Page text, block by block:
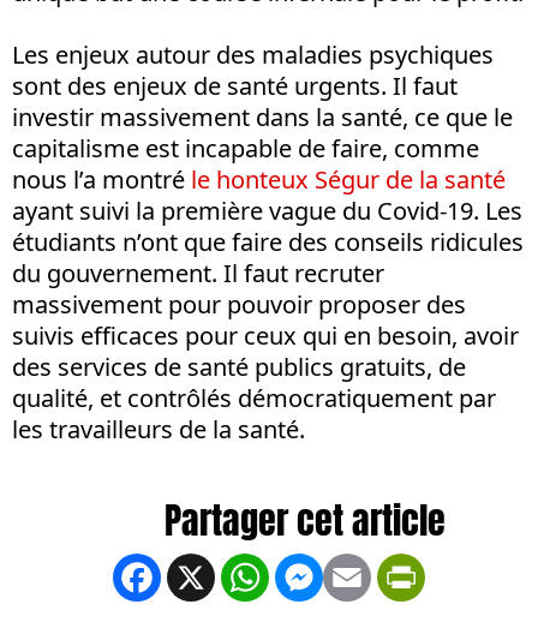
Les enjeux autour des maladies psychiques
sont des enjeux de santé urgents. Il faut
investir massivement dans la santé, ce que le
capitalisme est incapable de faire, comme
nous l’a montré le honteux Ségur de la santé
ayant suivi la première vague du Covid-19. Les
étudiants n’ont que faire des conseils ridicules
du gouvernement. Il faut recruter
massivement pour pouvoir proposer des
suivis efficaces pour ceux qui en besoin, avoir
des services de santé publics gratuits, de
qualité, et contrôlés démocratiquement par
les travailleurs de la santé.
Facebook
X WhatsApp
Messenger
Email